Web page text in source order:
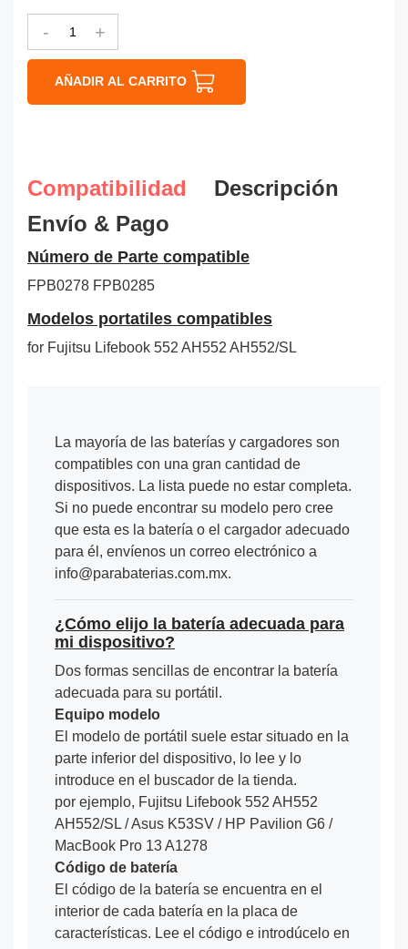
- +
AÑADIR AL CARRITO
Compatibilidad
Descripción
Envío & Pago
Número de Parte compatible
FPB0278 FPB0285
Modelos portatiles compatibles
for Fujitsu Lifebook 552 AH552 AH552/SL
La mayoría de las baterías y cargadores son
compatibles con una gran cantidad de
dispositivos. La lista puede no estar completa.
Si no puede encontrar su modelo pero cree
que esta es la batería o el cargador adecuado
para él, envíenos un correo electrónico a
info@parabaterias.com.mx.
¿Cómo elijo la batería adecuada para
mi dispositivo?
Dos formas sencillas de encontrar la batería
adecuada para su portátil.
Equipo modelo
El modelo de portátil suele estar situado en la
parte inferior del dispositivo, lo lee y lo
introduce en el buscador de la tienda.
por ejemplo, Fujitsu Lifebook 552 AH552
AH552/SL / Asus K53SV / HP Pavilion G6 /
MacBook Pro 13 A1278
Código de batería
El código de la batería se encuentra en el
interior de cada batería en la placa de
características. Lee el código e introdúcelo en